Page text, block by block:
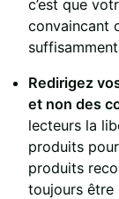
c’est que
convaincant
suffisamment
Redirigez
et non des
lecteurs la
produits
produits
toujours être